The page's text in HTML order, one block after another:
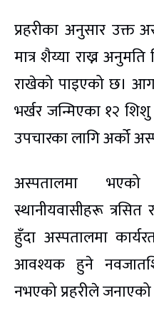
प्रहरीका अनुसार उक्त
मात्र शैय्या राख्न
राखेको पाइएको छ।
भर्खर जन्मिएका १२
उपचारका लागि अर्को
अस्पतालमा
स्थानीयवासीहरू
हुँदा अस्पतालमा
आवश्यक हुने
नभएको प्रहरीले